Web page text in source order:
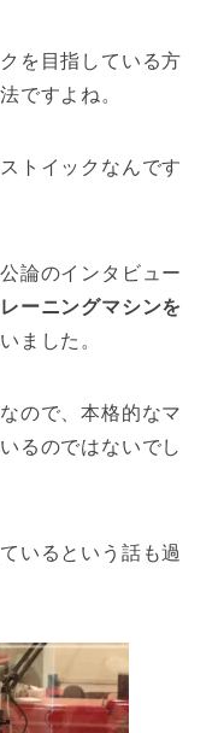
を目指している方
ですよね。
トイックなんです
論のインタビュー
レーニングマシンを
ました。
ので、本格的なマ
るのではないでし
いるという話も過